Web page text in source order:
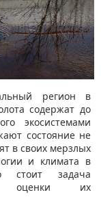
регион в
содержат до
экосистемами
состояние не
в своих мерзлых
и климата в
стоит задача
оценки их